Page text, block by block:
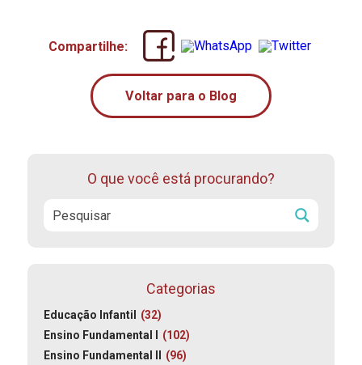
Compartilhe:
Voltar para o Blog
O que você está procurando?
Categorias
Educação Infantil (32)
Ensino Fundamental I (102)
Ensino Fundamental II (96)